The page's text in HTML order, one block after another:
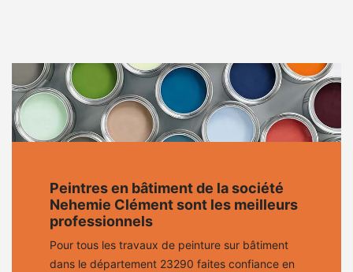
Peintres en bâtiment de la société
Nehemie Clément sont les meilleurs
professionnels
Pour tous les travaux de peinture sur bâtiment
dans le département 23290 faites confiance en